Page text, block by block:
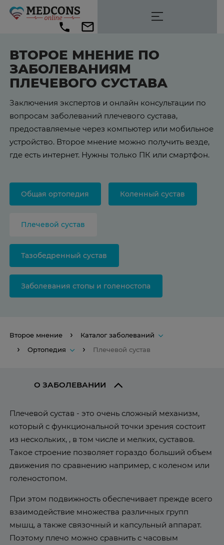
ВТОРОЕ МНЕНИЕ ПО
ЗАБОЛЕВАНИЯМ
ПЛЕЧЕВОГО СУСТАВА
Заключения экспертов и онлайн консультации по
вопросам заболеваний плечевого сустава,
предоставляемые через компьютер или мобильное
устройство. Второе мнение можно получить везде,
где есть интернет. Нужны только ПК или смартфон.
Общая ортопедия Коленный сустав
Плечевой сустав
Тазобедренный сустав
Заболевания стопы и голеностопа
Второе мнение
Каталог заболеваний
Ортопедия
Плечевой сустав
О ЗАБОЛЕВАНИИ
Плечевой сустав - это очень сложный механизм,
который с функциональной точки зрения состоит
из нескольких, , в том числе и мелких, суставов.
Такое строение позволяет гораздо больший объем
движения по сравнению например, с коленом или
голеностопом.
При этом подвижность обеспечивает прежде всего
взаимодействие множества различных групп
мышц, а также связочный и капсульный аппарат.
Поэтому плечо можно сравнить с часовым